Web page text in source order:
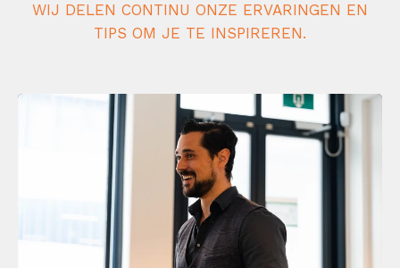
WIJ DELEN CONTINU ONZE ERVARINGEN EN
TIPS OM JE TE INSPIREREN.